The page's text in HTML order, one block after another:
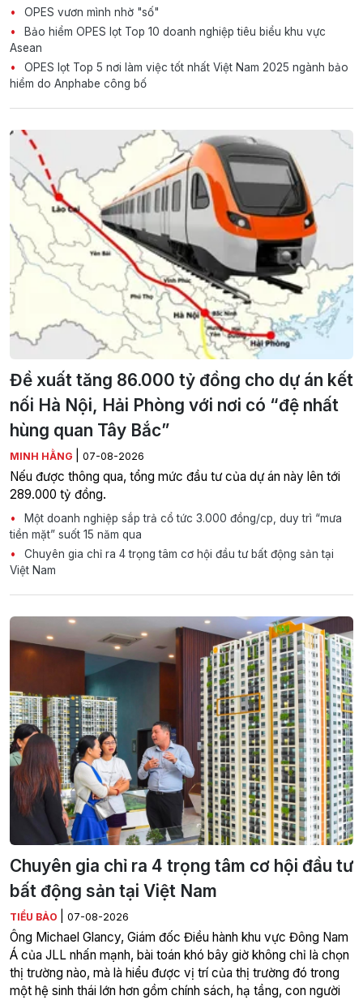
OPES vươn mình nhờ "số"
Bảo hiểm OPES lọt Top 10 doanh nghiệp tiêu biểu khu vực
Asean
OPES lọt Top 5 nơi làm việc tốt nhất Việt Nam 2025 ngành bảo
hiểm do Anphabe công bố
Đề xuất tăng 86.000 tỷ đồng cho dự án kết
nối Hà Nội, Hải Phòng với nơi có “đệ nhất
hùng quan Tây Bắc”
MINH HẰNG 07-08-2026
Nếu được thông qua, tổng mức đầu tư của dự án này lên tới
289.000 tỷ đồng.
Một doanh nghiệp sắp trả cổ tức 3.000 đồng/cp, duy trì “mưa
tiền mặt” suốt 15 năm qua
Chuyên gia chỉ ra 4 trọng tâm cơ hội đầu tư bất động sản tại
Việt Nam
Chuyên gia chỉ ra 4 trọng tâm cơ hội đầu tư
bất động sản tại Việt Nam
TIỂU BẢO 07-08-2026
Ông Michael Glancy, Giám đốc Điều hành khu vực Đông Nam
Á của JLL nhấn mạnh, bài toán khó bây giờ không chỉ là chọn
thị trường nào, mà là hiểu được vị trí của thị trường đó trong
một hệ sinh thái lớn hơn gồm chính sách, hạ tầng, con người